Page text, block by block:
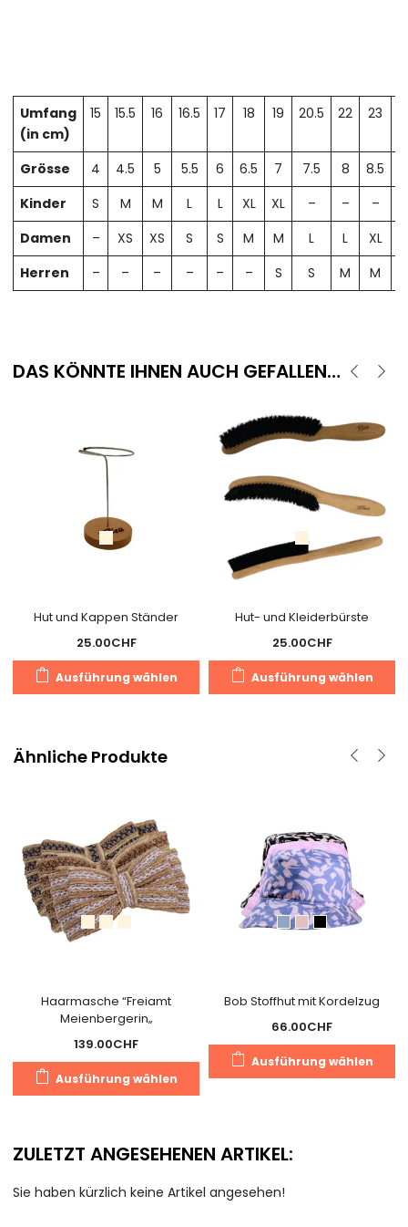
Umfang
(in cm)
15 15.5 16 16.5 17 18 19 20.5 22 23
Grösse 4 4.5 5 5.5 6 6.5 7 7.5 8 8.5
Kinder
S M M L L XL XL – – –
Damen
– XS XS S S M M L L XL
Herren
– – – – – – S S M M
DAS KÖNNTE IHNEN AUCH GEFALLEN…
Hut und Kappen Ständer
25.00CHF
Ausführung wählen
Dieses
Produkt
Produktseite
gewählt
Hut- und Kleiderbürste
25.00CHF
Ausführung wählen
Ähnliche Produkte
Haarmasche “Freiamt
Meienbergerin„
139.00CHF
Ausführung wählen
Dieses
Produkt
Varianten
Die
Bob Stoffhut mit Kordelzug
66.00CHF
Ausführung wählen
ZULETZT ANGESEHENEN ARTIKEL:
Sie haben kürzlich keine Artikel angesehen!